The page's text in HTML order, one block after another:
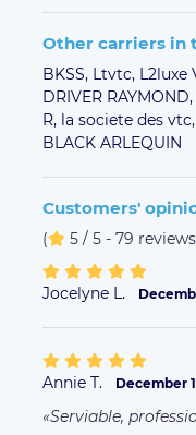
Other carriers in
BKSS, Ltvtc, L2luxe
DRIVER RAYMOND,
R, la societe des vtc,
BLACK ARLEQUIN
Customers'
( 5 / 5 - 79 reviews
Jocelyne L.
Annie T. December
Serviable,